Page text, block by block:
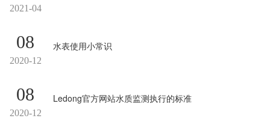
2021-04
08
2020-12
水表使用小常识
08
2020-12
Ledong官方网站水质监测执行的标准